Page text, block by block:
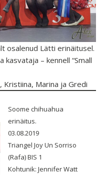
osalenud Lätti erinäitusel.
kasvataja – kennell “Small
Kristiina, Marina ja Gredi
Soome chihuahua
erinäitus.
03.08.2019
Triangel Joy Un Sorriso
(Rafa) BIS 1
Kohtunik: Jennifer Watt